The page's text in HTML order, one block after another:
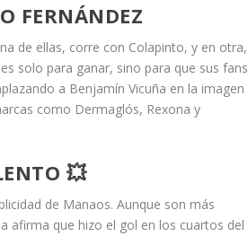
FERNÁNDEZ
de ellas, corre con Colapinto, y en otra,
solo para ganar, sino para que sus fans
a Benjamín Vicuña en la imagen
como Dermaglós, Rexona y
💥
de Manaos. Aunque son más
afirma que hizo el gol en los cuartos del